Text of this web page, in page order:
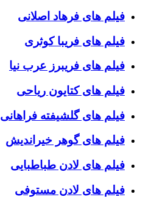
فیلم های فرهاد اصلانی
فیلم های فریبا کوثری
فیلم های فریبرز عرب نیا
فیلم های کتایون ریاحی
فیلم های گلشیفته فراهانی
فیلم های گوهر خیراندیش
فیلم های لادن طباطبایی
فیلم های لادن مستوفی